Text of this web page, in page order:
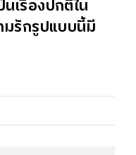
เรื่องปกติใน
มรักรูปแบบนี้มี